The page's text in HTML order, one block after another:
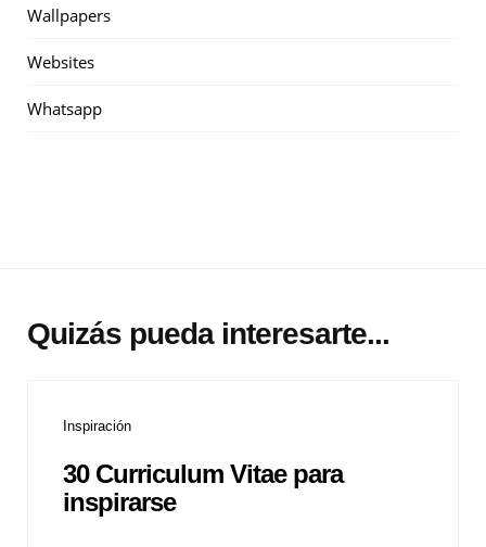
Wallpapers
Websites
Whatsapp
Quizás pueda interesarte...
Inspiración
30 Curriculum Vitae para
inspirarse